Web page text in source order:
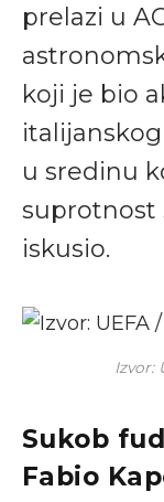
prelazi u
koji je bio
u sredinu
suprotnost
iskusio.
Izvor:
Sukob
Fabio